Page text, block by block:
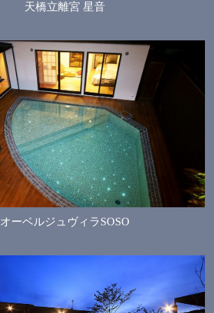
天橋立離宮 星音
オーベルジュヴィラSOSO